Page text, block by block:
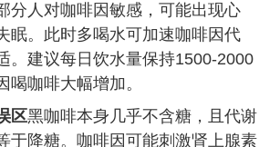
分人对咖啡因敏感，可能出现心
眠。此时多喝水可加速咖啡因代
。建议每日饮水量保持1500-2000
喝咖啡大幅增加。
区黑咖啡本身几乎不含糖，且代谢
于降糖。咖啡因可能刺激肾上腺素